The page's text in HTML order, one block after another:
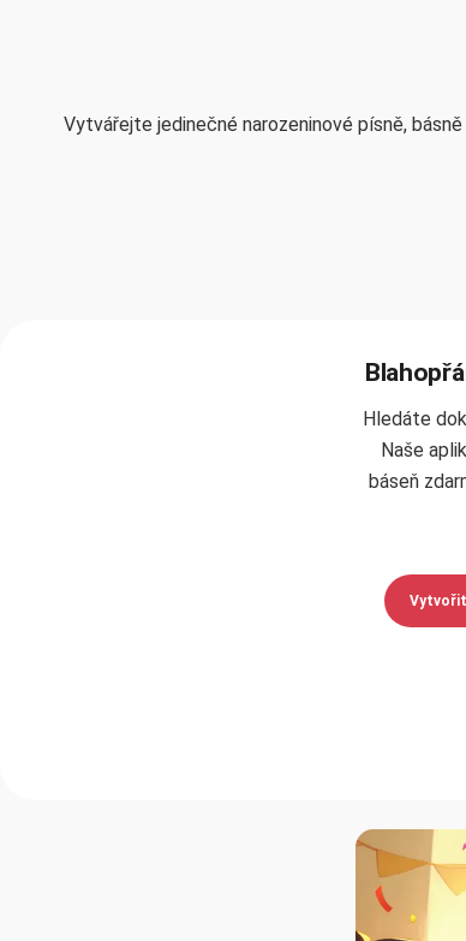
Vytvářejte jedinečné narozeninové písně,
Hledáte
Naše
báseň
Vytvořit